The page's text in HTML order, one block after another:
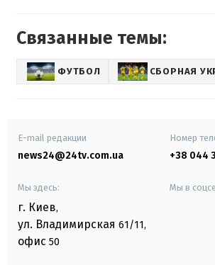
Связанные темы:
ФУТБОЛ СБОРНАЯ
E-mail редакции
news24@24tv.com.ua
Номер
+38 044
Мы здесь:
г. Киев,
ул. Владимирская 61/11,
офис 50
Мы в